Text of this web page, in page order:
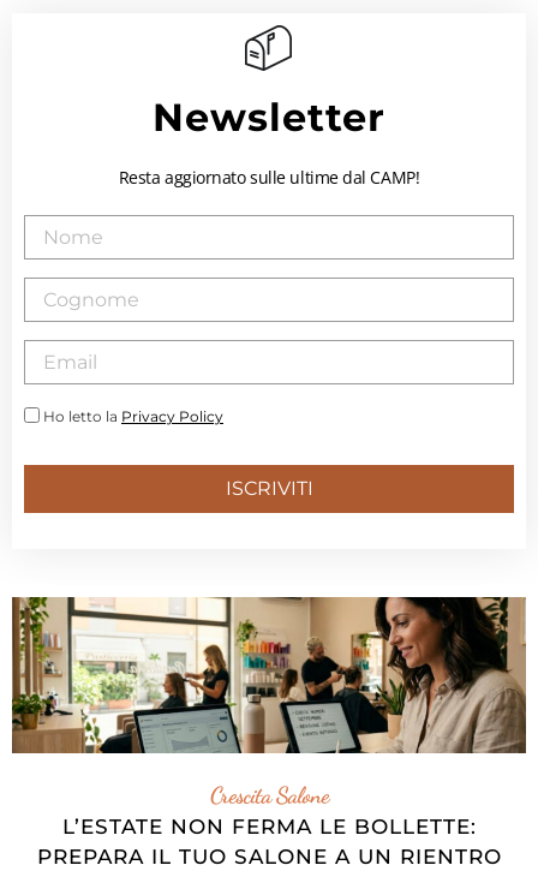
Newsletter
Resta aggiornato sulle ultime dal CAMP!
Ho letto la Privacy Policy
ISCRIVITI
Crescita Salone
L’ESTATE NON FERMA LE BOLLETTE:
PREPARA IL TUO SALONE A UN RIENTRO